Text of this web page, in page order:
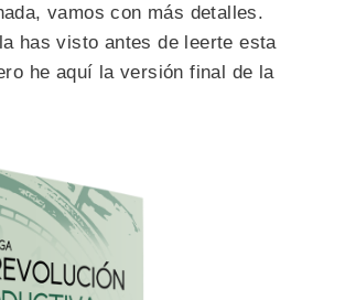
vamos con más detalles.
has visto antes de leerte esta
he aquí la versión final de la